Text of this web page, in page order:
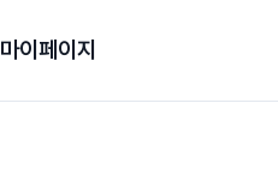
마이페이지